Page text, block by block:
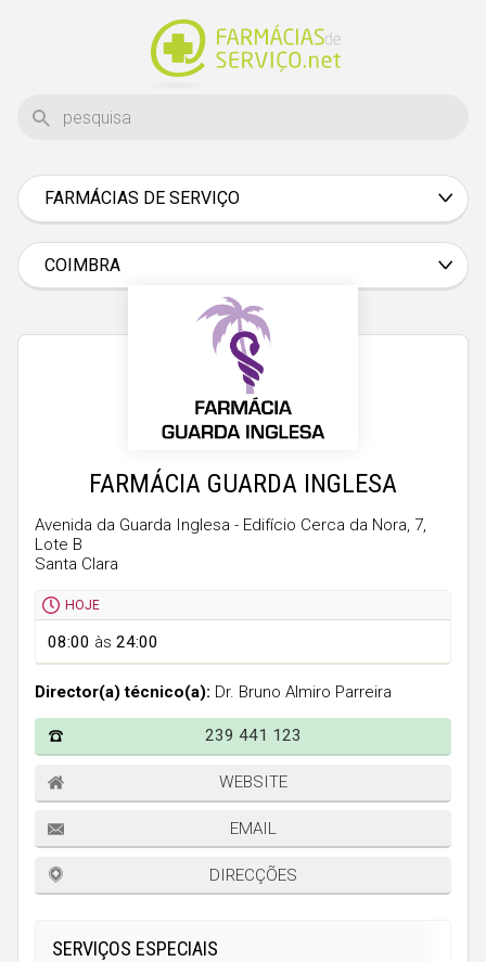
FARMÁCIAS DE SERVIÇO
Braga
Bragança
Guarda
Leiria
Lisboa
Portalegre
Porto
Santarém
Setúbal
Viana do Castelo
Vila Real
Viseu
Madeira
COIMBRA
FARMÁCIA GUARDA INGLESA
Avenida da Guarda Inglesa - Edifício Cerca da Nora, 7,
Lote B
Santa Clara
HOJE
08:00 às 24:00
Director(a) técnico(a): Dr. Bruno Almiro Parreira
239 441 123
WEBSITE
EMAIL
DIRECÇÕES
SERVIÇOS ESPECIAIS